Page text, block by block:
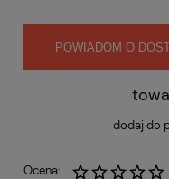
POWIADOM O
dodaj do
Ocena: